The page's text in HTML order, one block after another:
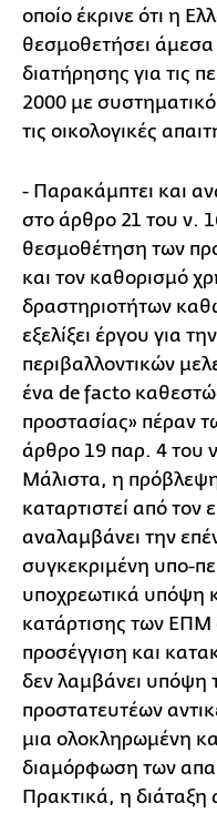
οποίο έκρινε ότι η
θεσμοθετήσει
διατήρησης για τις
2000 με
τις οικολογικές
- Παρακάμπτει και
στο άρθρο 21 του ν.
θεσμοθέτηση των
και τον καθορισμό
δραστηριοτήτων
εξελίξει έργου για
περιβαλλοντικών
ένα de facto
προστασίας» πέραν
άρθρο 19 παρ. 4 του
Μάλιστα, η
καταρτιστεί από τον
αναλαμβάνει την
συγκεκριμένη υπο-
υποχρεωτικά υπόψη
κατάρτισης των ΕΠΜ
προσέγγιση και
δεν λαμβάνει υπόψη
προστατευτέων
μια ολοκληρωμένη
διαμόρφωση των
Πρακτικά, η διάταξη